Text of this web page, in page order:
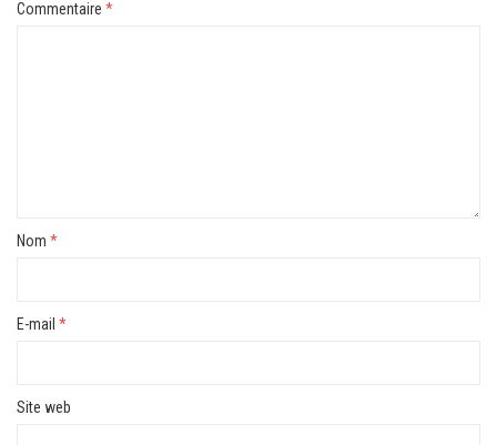
Commentaire *
Nom *
E-mail *
Site web